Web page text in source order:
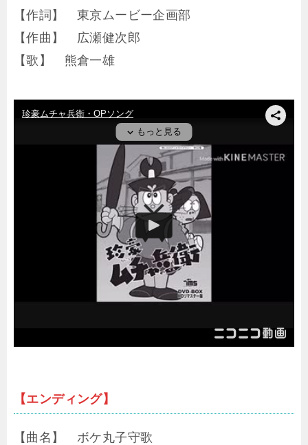
【作詞】 東京ムービー企画部
【作曲】 広瀬健次郎
【歌】 熊倉一雄
【エンディング】
【曲名】 ボケ丸子守歌